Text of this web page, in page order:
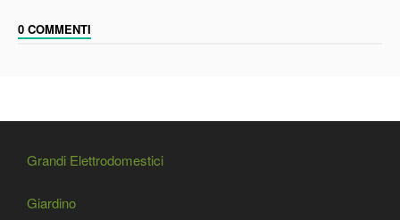
0 COMMENTI
Grandi Elettrodomestici
Giardino